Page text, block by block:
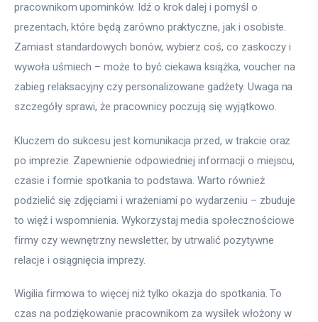
pracownikom upominków. Idź o krok dalej i pomyśl o
prezentach, które będą zarówno praktyczne, jak i osobiste.
Zamiast standardowych bonów, wybierz coś, co zaskoczy i
wywoła uśmiech – może to być ciekawa książka, voucher na
zabieg relaksacyjny czy personalizowane gadżety. Uwaga na
szczegóły sprawi, że pracownicy poczują się wyjątkowo.
Kluczem do sukcesu jest komunikacja przed, w trakcie oraz
po imprezie. Zapewnienie odpowiedniej informacji o miejscu,
czasie i formie spotkania to podstawa. Warto również
podzielić się zdjęciami i wrażeniami po wydarzeniu – zbuduje
to więź i wspomnienia. Wykorzystaj media społecznościowe
firmy czy wewnętrzny newsletter, by utrwalić pozytywne
relacje i osiągnięcia imprezy.
Wigilia firmowa to więcej niż tylko okazja do spotkania. To
czas na podziękowanie pracownikom za wysiłek włożony w